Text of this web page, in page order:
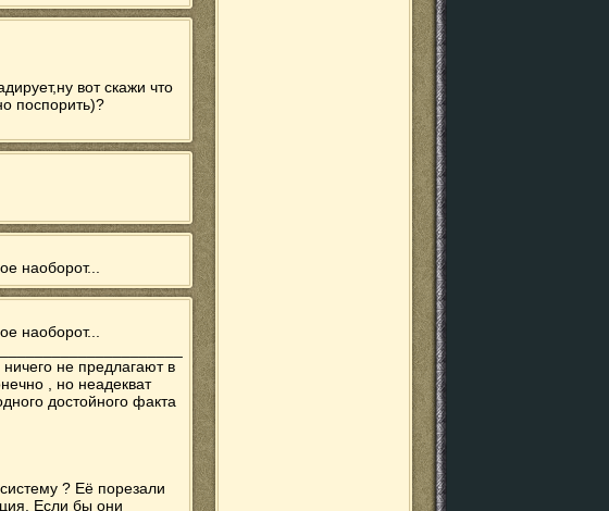
вот скажи что
поспорить)?
наоборот...
наоборот...
не предлагают в
, но неадекват
достойного факта
? Её порезали
Если бы они